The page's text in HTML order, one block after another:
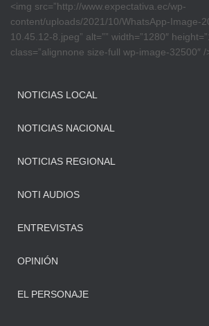
<img src=”http://www.expectativa.ec/wp-
content/uploads/2021/10/WhatsApp-Image-
10.45.12-8.jpeg” alt=”” width=”1280″
class=”alignnone size-full wp-image-32500″ /
NOTICIAS LOCAL
NOTICIAS NACIONAL
NOTICIAS REGIONAL
NOTI AUDIOS
ENTREVISTAS
OPINIÓN
EL PERSONAJE